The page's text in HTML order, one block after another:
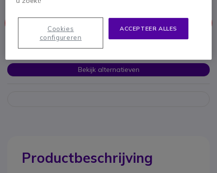
Om u van dienst te zijn bieden wij vergelijkbare producten aan
Bekijk alternatieven
Productbeschrijving
ACCEPTEER ALLES
Cookies
configureren